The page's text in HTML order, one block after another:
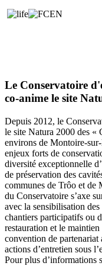
Le Conservatoire
co-anime le site
Depuis 2012, le
le site Natura 2000 des «
environs de Montoire-
enjeux forts de
diversité exceptionnelle
de préservation des
communes de Trôo et de
du Conservatoire s’axe
avec la sensibilisation
chantiers participatifs ou
restauration et le
convention de partenariat
actions d’entretien sous
Pour plus d’informations